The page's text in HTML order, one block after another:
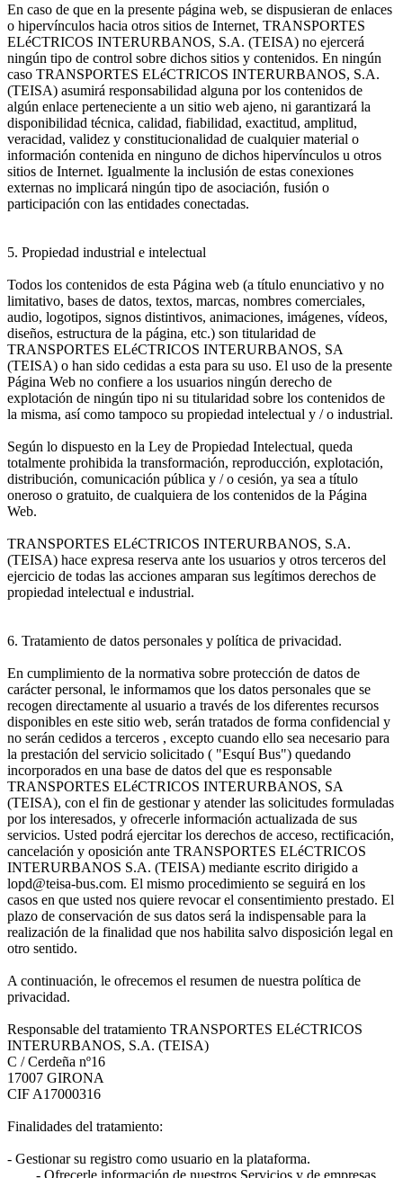
En caso de que en la presente página web, se dispusieran de enlaces
o hipervínculos hacia otros sitios de Internet, TRANSPORTES
ELéCTRICOS INTERURBANOS, S.A. (TEISA) no ejercerá
ningún tipo de control sobre dichos sitios y contenidos. En ningún
caso TRANSPORTES ELéCTRICOS INTERURBANOS, S.A.
(TEISA) asumirá responsabilidad alguna por los contenidos de
algún enlace perteneciente a un sitio web ajeno, ni garantizará la
disponibilidad técnica, calidad, fiabilidad, exactitud, amplitud,
veracidad, validez y constitucionalidad de cualquier material o
información contenida en ninguno de dichos hipervínculos u otros
sitios de Internet. Igualmente la inclusión de estas conexiones
externas no implicará ningún tipo de asociación, fusión o
participación con las entidades conectadas.
5. Propiedad industrial e intelectual
Todos los contenidos de esta Página web (a título enunciativo y no
limitativo, bases de datos, textos, marcas, nombres comerciales,
audio, logotipos, signos distintivos, animaciones, imágenes, vídeos,
diseños, estructura de la página, etc.) son titularidad de
TRANSPORTES ELéCTRICOS INTERURBANOS, SA
(TEISA) o han sido cedidas a esta para su uso. El uso de la presente
Página Web no confiere a los usuarios ningún derecho de
explotación de ningún tipo ni su titularidad sobre los contenidos de
la misma, así como tampoco su propiedad intelectual y / o industrial.
Según lo dispuesto en la Ley de Propiedad Intelectual, queda
totalmente prohibida la transformación, reproducción, explotación,
distribución, comunicación pública y / o cesión, ya sea a título
oneroso o gratuito, de cualquiera de los contenidos de la Página
Web.
TRANSPORTES ELéCTRICOS INTERURBANOS, S.A.
(TEISA) hace expresa reserva ante los usuarios y otros terceros del
ejercicio de todas las acciones amparan sus legítimos derechos de
propiedad intelectual e industrial.
6. Tratamiento de datos personales y política de privacidad.
En cumplimiento de la normativa sobre protección de datos de
carácter personal, le informamos que los datos personales que se
recogen directamente al usuario a través de los diferentes recursos
disponibles en este sitio web, serán tratados de forma confidencial y
no serán cedidos a terceros , excepto cuando ello sea necesario para
la prestación del servicio solicitado ( "Esquí Bus") quedando
incorporados en una base de datos del que es responsable
TRANSPORTES ELéCTRICOS INTERURBANOS, SA
(TEISA), con el fin de gestionar y atender las solicitudes formuladas
por los interesados, y ofrecerle información actualizada de sus
servicios. Usted podrá ejercitar los derechos de acceso, rectificación,
cancelación y oposición ante TRANSPORTES ELéCTRICOS
INTERURBANOS S.A. (TEISA) mediante escrito dirigido a
lopd@teisa-bus.com. El mismo procedimiento se seguirá en los
casos en que usted nos quiere revocar el consentimiento prestado. El
plazo de conservación de sus datos será la indispensable para la
realización de la finalidad que nos habilita salvo disposición legal en
otro sentido.
A continuación, le ofrecemos el resumen de nuestra política de
privacidad.
Responsable del tratamiento TRANSPORTES ELéCTRICOS
INTERURBANOS, S.A. (TEISA)
C / Cerdeña nº16
17007 GIRONA
CIF A17000316
Finalidades del tratamiento:
- Gestionar su registro como usuario en la plataforma.
- Ofrecerle información de nuestros Servicios y de empresas